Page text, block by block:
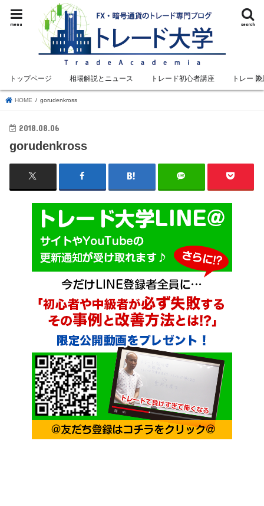
search
menu
トップページ 相場解説とニュース トレード初心者講座 トレード
HOME gorudenkross
2018.08.06
gorudenkross